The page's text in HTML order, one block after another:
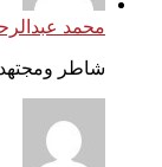
محمد
شاطر ومجتهد